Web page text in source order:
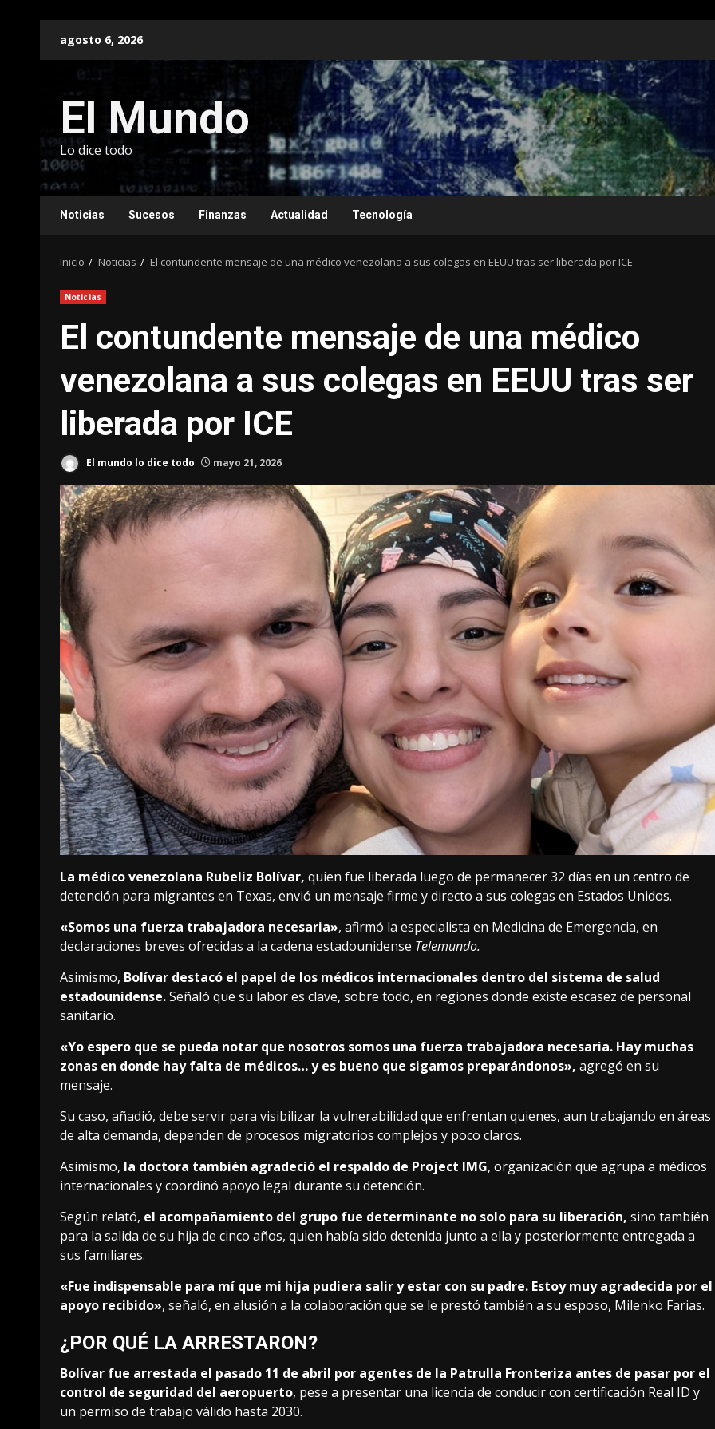
agosto 6, 2026
El Mundo
Lo dice todo
Noticias Sucesos Finanzas Actualidad Tecnología
Inicio Noticias El contundente mensaje de una médico venezolana a sus colegas en EEUU tras ser liberada por ICE
Noticias
El contundente mensaje de una médico
venezolana a sus colegas en EEUU tras ser
liberada por ICE
El mundo lo dice todo mayo 21, 2026
La médico venezolana Rubeliz Bolívar, quien fue liberada luego de permanecer 32 días en un centro de
detención para migrantes en Texas, envió un mensaje firme y directo a sus colegas en Estados Unidos.
«Somos una fuerza trabajadora necesaria», afirmó la especialista en Medicina de Emergencia, en
declaraciones breves ofrecidas a la cadena estadounidense Telemundo.
Asimismo, Bolívar destacó el papel de los médicos internacionales dentro del sistema de salud
estadounidense.Señaló que su labor es clave, sobre todo, en regiones donde existe escasez de personal
sanitario.
«Yo espero que se pueda notar que nosotros somos una fuerza trabajadora necesaria. Hay muchas
zonas en donde hay falta de médicos… y es bueno que sigamos preparándonos», agregó en su
mensaje.
Su caso, añadió, debe servir para visibilizar la vulnerabilidad que enfrentan quienes, aun trabajando en áreas
de alta demanda, dependen de procesos migratorios complejos y poco claros.
Asimismo, la doctora también agradeció el respaldo de Project IMG, organización que agrupa a médicos
internacionales y coordinó apoyo legal durante su detención.
Según relató, el acompañamiento del grupo fue determinante no solo para su liberación, sino también
para la salida de su hija de cinco años, quien había sido detenida junto a ella y posteriormente entregada a
sus familiares.
«Fue indispensable para mí que mi hija pudiera salir y estar con su padre. Estoy muy agradecida por el
apoyo recibido», señaló, en alusión a la colaboración que se le prestó también a su esposo, Milenko Farias.
¿POR QUÉ LA ARRESTARON?
Bolívar fue arrestada el pasado 11 de abril por agentes de la Patrulla Fronteriza antes de pasar por el
control de seguridad del aeropuerto, pese a presentar una licencia de conducir con certificación Real ID y
un permiso de trabajo válido hasta 2030.